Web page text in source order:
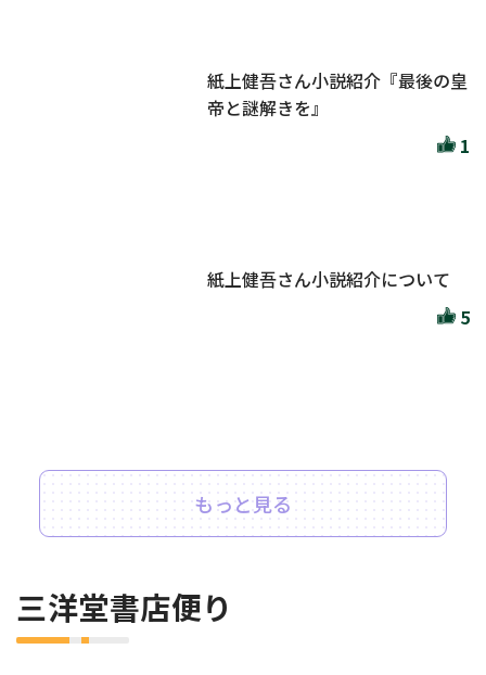
紙上健吾さん小説紹介『最後の皇
帝と謎解きを』
1
紙上健吾さん小説紹介について
5
もっと見る
三洋堂書店便り